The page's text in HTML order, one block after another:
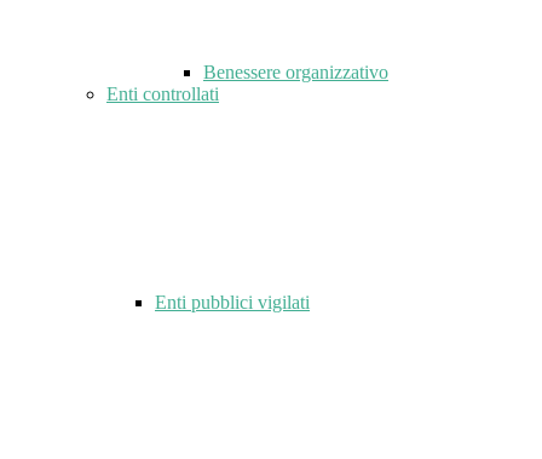
Benessere organizzativo
Enti controllati
Enti pubblici vigilati